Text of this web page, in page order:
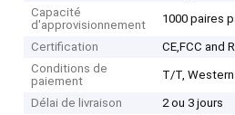
Capacité
d'approvisionnement
1000 paires
Certification
CE,FCC and
Conditions de
paiement
T/T, Western
Délai de livraison 2 ou 3 jours